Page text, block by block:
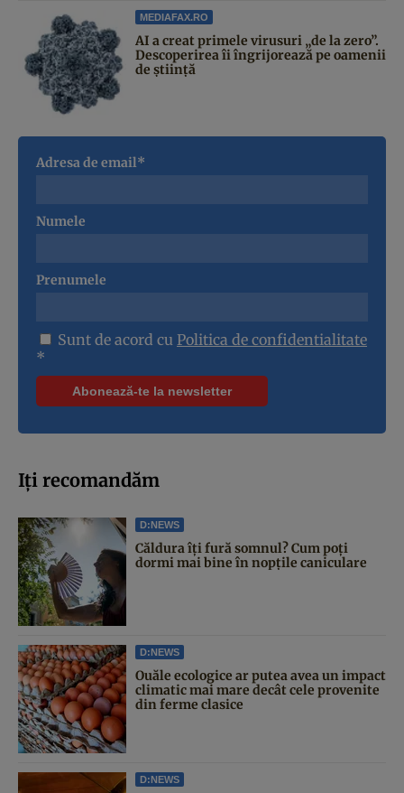
MEDIAFAX.RO
AI a creat primele virusuri „de la zero”.
Descoperirea îi îngrijorează pe oamenii
de știință
Adresa de email*
Numele
Prenumele
Sunt de acord cu Politica de confidentialitate
*
Iți recomandăm
D:NEWS
Căldura îți fură somnul? Cum poți
dormi mai bine în nopțile caniculare
D:NEWS
Ouăle ecologice ar putea avea un impact
climatic mai mare decât cele provenite
din ferme clasice
D:NEWS